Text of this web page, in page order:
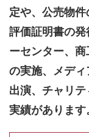
定や、公売物
評価証明書の
ーセンター、
の実施、メデ
出演、チャリ
実績があります